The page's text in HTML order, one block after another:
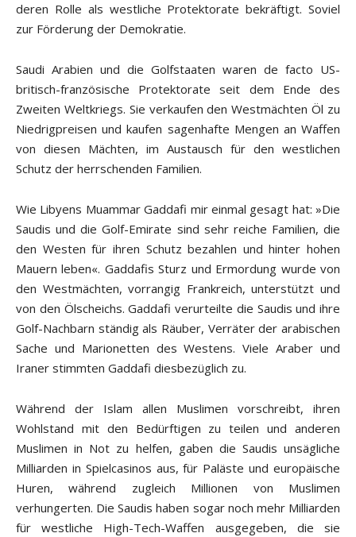
deren Rolle als westliche Protektorate bekräftigt. Soviel
zur Förderung der Demokratie.
Saudi Arabien und die Golfstaaten waren de facto US-
britisch-französische Protektorate seit dem Ende des
Zweiten Weltkriegs. Sie verkaufen den Westmächten Öl zu
Niedrigpreisen und kaufen sagenhafte Mengen an Waffen
von diesen Mächten, im Austausch für den westlichen
Schutz der herrschenden Familien.
Wie Libyens Muammar Gaddafi mir einmal gesagt hat: »Die
Saudis und die Golf-Emirate sind sehr reiche Familien, die
den Westen für ihren Schutz bezahlen und hinter hohen
Mauern leben«. Gaddafis Sturz und Ermordung wurde von
den Westmächten, vorrangig Frankreich, unterstützt und
von den Ölscheichs. Gaddafi verurteilte die Saudis und ihre
Golf-Nachbarn ständig als Räuber, Verräter der arabischen
Sache und Marionetten des Westens. Viele Araber und
Iraner stimmten Gaddafi diesbezüglich zu.
Während der Islam allen Muslimen vorschreibt, ihren
Wohlstand mit den Bedürftigen zu teilen und anderen
Muslimen in Not zu helfen, gaben die Saudis unsägliche
Milliarden in Spielcasinos aus, für Paläste und europäische
Huren, während zugleich Millionen von Muslimen
verhungerten. Die Saudis haben sogar noch mehr Milliarden
für westliche High-Tech-Waffen ausgegeben, die sie